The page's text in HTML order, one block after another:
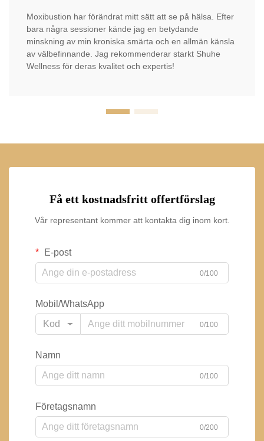
Moxibustion har förändrat mitt sätt att se på hälsa. Efter
bara några sessioner kände jag en betydande
minskning av min kroniska smärta och en allmän känsla
av välbefinnande. Jag rekommenderar starkt Shuhe
Wellness för deras kvalitet och expertis!
Få ett kostnadsfritt offertförslag
Vår representant kommer att kontakta dig inom kort.
E-post
0/100
Mobil/WhatsApp
Kod
0/100
Namn
0/100
Företagsnamn
0/200